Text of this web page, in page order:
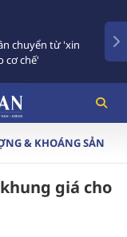
từ 'xin
& KHOÁNG SẢN
giá cho